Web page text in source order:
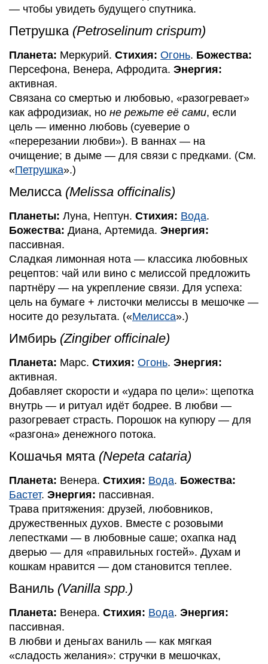
— чтобы увидеть будущего спутника.
Петрушка (Petroselinum crispum)
Планета: Меркурий. Стихия: Огонь. Божества:
Персефона, Венера, Афродита. Энергия:
активная.
Связана со смертью и любовью, «разогревает»
как афродизиак, но не режьте её сами, если
цель — именно любовь (суеверие о
«перерезании любви»). В ваннах — на
очищение; в дыме — для связи с предками. (См.
«Петрушка».)
Мелисса (Melissa officinalis)
Планеты: Луна, Нептун. Стихия: Вода.
Божества: Диана, Артемида. Энергия:
пассивная.
Сладкая лимонная нота — классика любовных
рецептов: чай или вино с мелиссой предложить
партнёру — на укрепление связи. Для успеха:
цель на бумаге + листочки мелиссы в мешочке —
носите до результата. («Мелисса».)
Имбирь (Zingiber officinale)
Планета: Марс. Стихия: Огонь. Энергия:
активная.
Добавляет скорости и «удара по цели»: щепотка
внутрь — и ритуал идёт бодрее. В любви —
разогревает страсть. Порошок на купюру — для
«разгона» денежного потока.
Кошачья мята (Nepeta cataria)
Планета: Венера. Стихия: Вода. Божества:
Бастет. Энергия: пассивная.
Трава притяжения: друзей, любовников,
дружественных духов. Вместе с розовыми
лепестками — в любовные саше; охапка над
дверью — для «правильных гостей». Духам и
кошкам нравится — дом становится теплее.
Ваниль (Vanilla spp.)
Планета: Венера. Стихия: Вода. Энергия:
пассивная.
В любви и деньгах ваниль — как мягкая
«сладость желания»: стручки в мешочках,